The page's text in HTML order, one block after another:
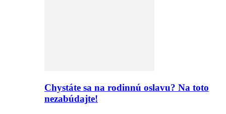
Chystáte sa na rodinnú oslavu? Na toto
nezabúdajte!